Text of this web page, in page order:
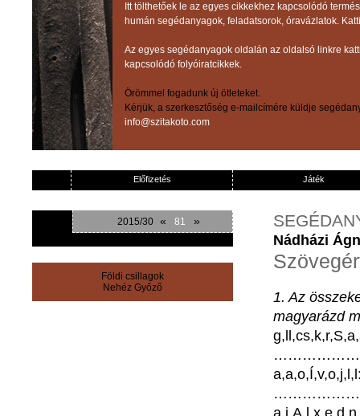
Itt tölthetőek le az egyes cikkekhez kapcsolódó
humán segédanyagok, feladatsorok, óravázlatok.
Az egyes segédanyagok oldalán az oldalsó linkre
kapcsolódó folyóiratcikkek.
Örömmel fogadunk új ötleteket.
Kérjük, a szerkesztőség e-mailcímére küldje
info@szitakoto.com
Előfizetés Játék
2015/30 « 81 »
Földi csillagok
Nehéz Győző
Nádházi
1.Az
magyarázd
g,
a,a,o,Í